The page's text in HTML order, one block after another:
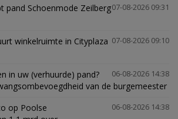
07-08-2026 09:31
pand Schoenmode Zeilberg
07-08-2026 09:10
winkelruimte in Cityplaza
06-08-2026 14:38
in uw (verhuurde) pand?
van de burgemeester
06-08-2026 14:38
op Poolse